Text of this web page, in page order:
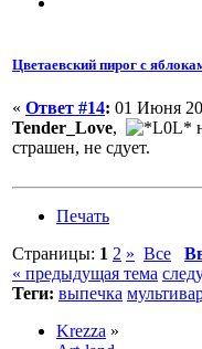
Цветаевский пирог с
« Ответ #14: 01 Июня
Tender_Love,
страшен, не сдует.
Печать
Страницы: 1 2 » Все
« предыдущая тема
Теги: выпечка
Krezza »